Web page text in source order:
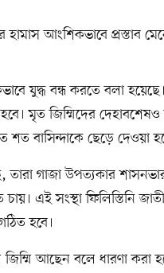
আংশিকভাবে প্রস্তাব
যুদ্ধ বন্ধ করতে বলা
মৃত জিম্মিদের দেহাবশেষও
বাসিন্দাকে ছেড়ে দেওয়া
গাজা উপত্যকার শাসনভার
চায়। এই সংস্থা
হবে।
জিম্মি আছেন বলে ধারণা করা